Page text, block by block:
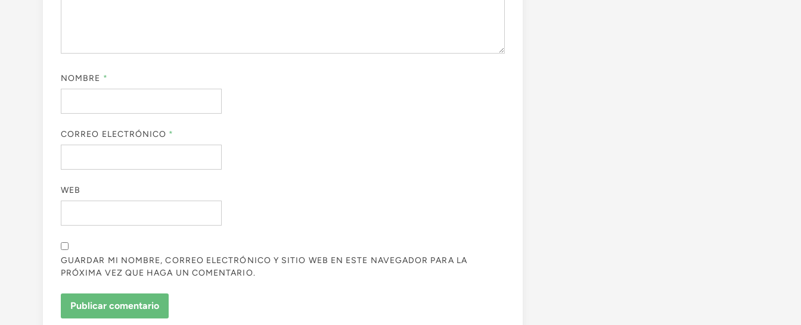
NOMBRE *
CORREO ELECTRÓNICO *
WEB
GUARDAR MI NOMBRE, CORREO ELECTRÓNICO Y SITIO WEB EN ESTE NAVEGADOR PARA LA
PRÓXIMA VEZ QUE HAGA UN COMENTARIO.